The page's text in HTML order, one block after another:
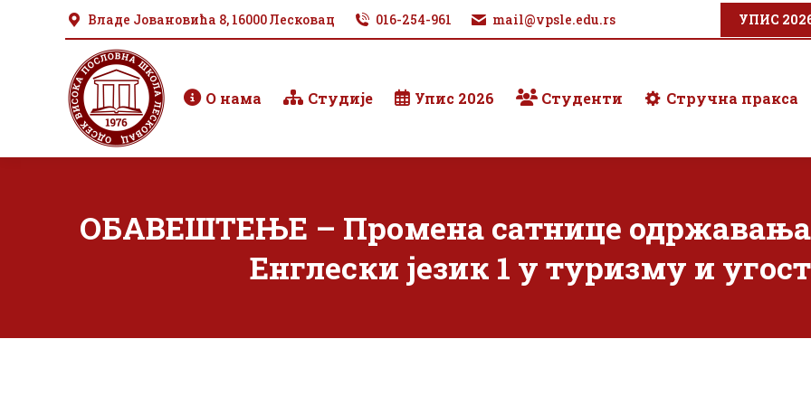
Владе Јовановића 8, 16000 Лесковац 016-254-961 mail@vpsle.edu.rs УПИС
О нама Студије Упис 2026 Студенти Стручна пракса
ОБАВЕШТЕЊЕ – Промена сатнице одржавања
Енглески језик 1 у туризму и